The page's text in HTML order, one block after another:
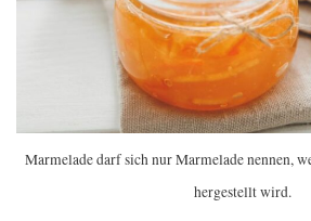
Marmelade darf sich nur Marmelade nennen,
hergestellt wird.